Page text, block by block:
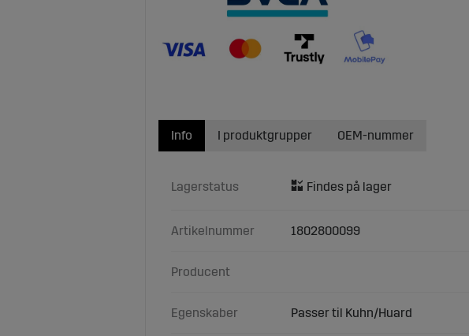
Info
Lagerstatus
Artikelnummer 1802800099
Producent
Egenskaber Passer til Kuhn/Huard
I produktgrupper OEM-nummer